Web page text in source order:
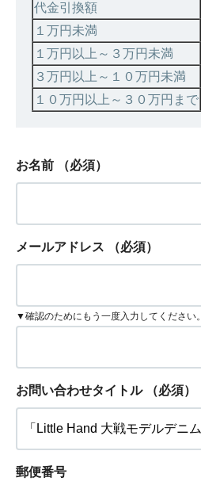
代金引換額
１万円未満
１万円以上～３万円未満
３万円以上～１０万円未満
１０万円以上～３０万円まで
お名前 （必須）
メールアドレス （必須）
▼確認のためにもう一度入力してください。
お問い合わせタイトル （必須）
郵便番号